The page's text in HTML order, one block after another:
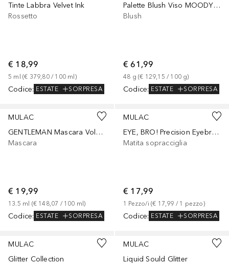
Tinte Labbra Velvet Ink
Rossetto
€ 18,99
5 ml (€ 379,80 / 100 ml)
Codice: ESTATE SORPRESA
Palette Blush Viso MOODY BLUSHES
Blush
€ 61,99
48 g (€ 129,15 / 100 g)
Codice: ESTATE SORPRESA
MULAC
GENTLEMAN Mascara Volumizzante
Mascara
€ 19,99
13.5 ml (€ 148,07 / 100 ml)
Codice: ESTATE SORPRESA
MULAC
EYE, BRO! Precision Eyebrow Pencil
Matita sopracciglia
€ 17,99
1 Pezzo/i (€ 17,99 / 1 pezzo)
Codice: ESTATE SORPRESA
+1
MULAC
Glitter Collection
+6
MULAC
Liquid Sould Glitter
+3